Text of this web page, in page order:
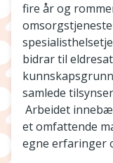
fire år og
bidrar til
samlede
Arbeidet
et omfattende
egne erfaringer